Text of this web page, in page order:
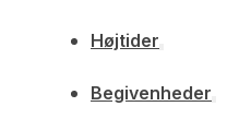
Højtider
Begivenheder